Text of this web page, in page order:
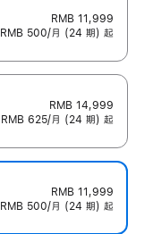
RMB 11,999
500/月 (24 期) 起
RMB 14,999
625/月 (24 期) 起
RMB 11,999
500/月 (24 期) 起